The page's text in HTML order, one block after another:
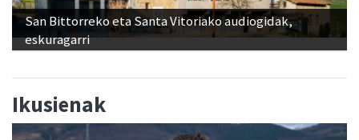
San Bittorreko eta Santa Vitoriako audiogidak,
eskuragarri
Ikusienak